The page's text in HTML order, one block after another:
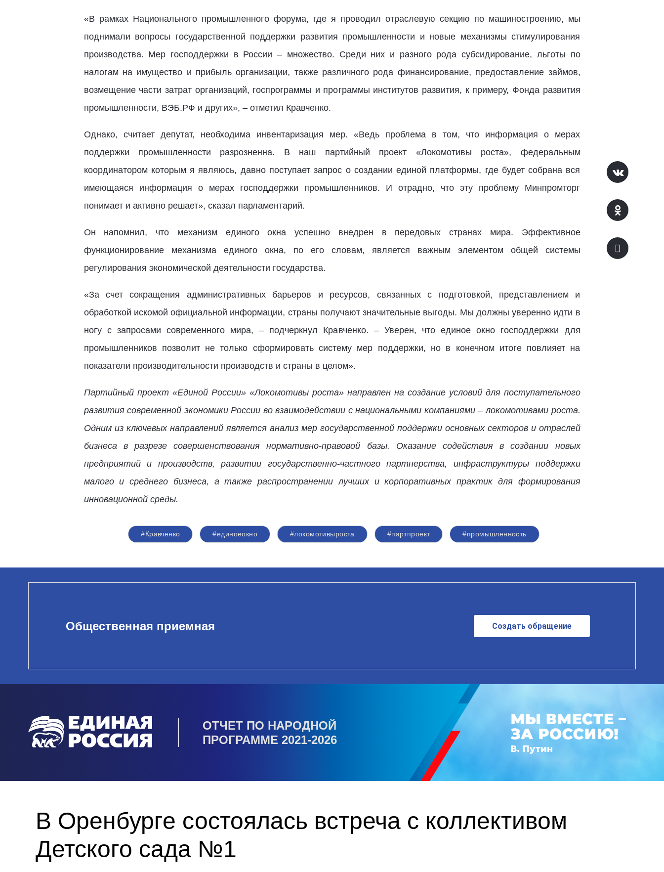
«В рамках Национального промышленного форума, где я проводил отраслевую секцию по машиностроению, мы
поднимали вопросы государственной поддержки развития промышленности и новые механизмы стимулирования
производства. Мер господдержки в России – множество. Среди них и разного рода субсидирование, льготы по
налогам на имущество и прибыль организации, также различного рода финансирование, предоставление займов,
возмещение части затрат организаций, госпрограммы и программы институтов развития, к примеру, Фонда развития
промышленности, ВЭБ.РФ и других», – отметил Кравченко.
Однако, считает депутат, необходима инвентаризация мер. «Ведь проблема в том, что информация о мерах
поддержки промышленности разрозненна. В наш партийный проект «Локомотивы роста», федеральным
координатором которым я являюсь, давно поступает запрос о создании единой платформы, где будет собрана вся
имеющаяся информация о мерах господдержки промышленников. И отрадно, что эту проблему Минпромторг
понимает и активно решает», сказал парламентарий.
Он напомнил, что механизм единого окна успешно внедрен в передовых странах мира. Эффективное
функционирование механизма единого окна, по его словам, является важным элементом общей системы
регулирования экономической деятельности государства.
«За счет сокращения административных барьеров и ресурсов, связанных с подготовкой, представлением и
обработкой искомой официальной информации, страны получают значительные выгоды. Мы должны уверенно идти в
ногу с запросами современного мира, – подчеркнул Кравченко. – Уверен, что единое окно господдержки для
промышленников позволит не только сформировать систему мер поддержки, но в конечном итоге повлияет на
показатели производительности производств и страны в целом».
Партийный проект «Единой России» «Локомотивы роста» направлен на создание условий для поступательного
развития современной экономики России во взаимодействии с национальными компаниями – локомотивами роста.
Одним из ключевых направлений является анализ мер государственной поддержки основных секторов и отраслей
бизнеса в разрезе совершенствования нормативно-правовой базы. Оказание содействия в создании новых
предприятий и производств, развитии государственно-частного партнерства, инфраструктуры поддержки
малого и среднего бизнеса, а также распространении лучших и корпоративных практик для формирования
инновационной среды.
#Кравченко #единоеокно #локомотивыроста #партпроект #промышленность
Общественная приемная Создать обращение
ОТЧЕТ ПО НАРОДНОЙ
ПРОГРАММЕ 2021-2026
В Оренбурге состоялась встреча с коллективом
Детского сада №1